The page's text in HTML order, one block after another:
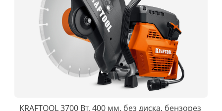
KRAFTOOL 3700 Вт, 400 мм, без диска, бензорез